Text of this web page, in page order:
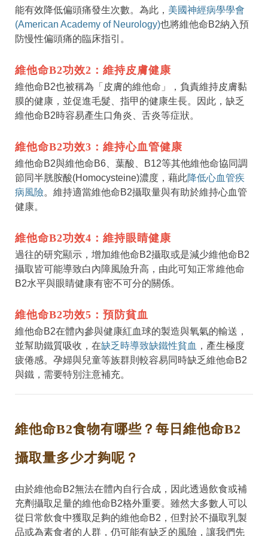
能有效降低偏頭痛發生次數。為此， 美國神經病學學會
(American Academy of Neurology)也將維他命B2納入預
防慢性偏頭痛的臨床指引。
維他命B2功效2：維持皮膚健康
維他命B2也被稱為「皮膚的維他命」，負責維持皮膚黏
膜的健康，並促進毛髮、指甲的健康生長。因此，缺乏
維他命B2時容易產生口角炎、舌炎等症狀。
維他命B2功效3：維持心血管健康
維他命B2與維他命B6、葉酸、B12等其他維他命協同調
節同半胱胺酸(Homocysteine)濃度，藉此降低心血管疾
病風險。維持適當維他命B2攝取量與有助於維持心血管
健康。
維他命B2功效4：維持眼睛健康
過往的研究顯示，增加維他命B2攝取或是減少維他命B2
攝取皆可能導致白內障風險升高，由此可知正常維他命
B2水平與眼睛健康有密不可分的關係。
維他命B2功效5：預防貧血
維他命B2在體內參與健康紅血球的製造與氧氣的輸送，
並幫助鐵質吸收，在缺乏時導致缺鐵性貧血 ，產生極度
疲倦感。孕婦與兒童等族群則較容易同時缺乏維他命B2
與鐵，需要特別注意補充。
維他命B2食物有哪些？每日維他命B2
攝取量多少才夠呢？
由於維他命B2無法在體內自行合成，因此透過飲食或補
充劑攝取足量的維他命B2格外重要。雖然大多數人可以
從日常飲食中獲取足夠的維他命B2，但對於不攝取乳製
品或為素食者的人群，仍可能有缺乏的風險，讓我們先